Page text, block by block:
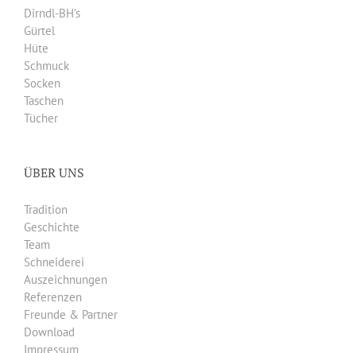
Dirndl-BH’s
Gürtel
Hüte
Schmuck
Socken
Taschen
Tücher
ÜBER UNS
Tradition
Geschichte
Team
Schneiderei
Auszeichnungen
Referenzen
Freunde & Partner
Download
Impressum